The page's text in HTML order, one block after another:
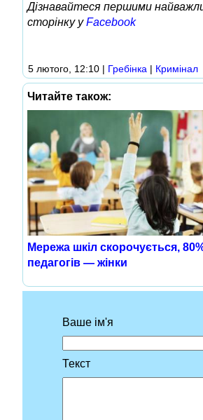
Дізнавайтеся першими
сторінку уFacebook
5 лютого, 12:10 | Гребінка | Кримінал
Читайте також:
Мережа шкіл скорочується,
педагогів — жінки
Ваше ім'я
Текст